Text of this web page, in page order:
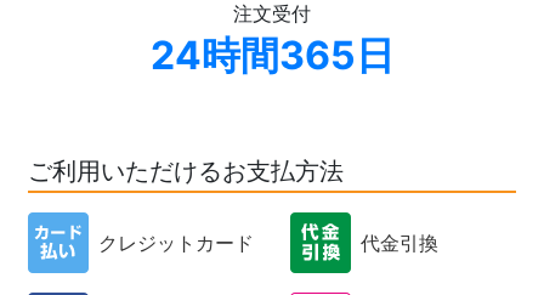
注文受付
24時間365日
ご利用いただけるお支払方法
クレジットカード 代金引換